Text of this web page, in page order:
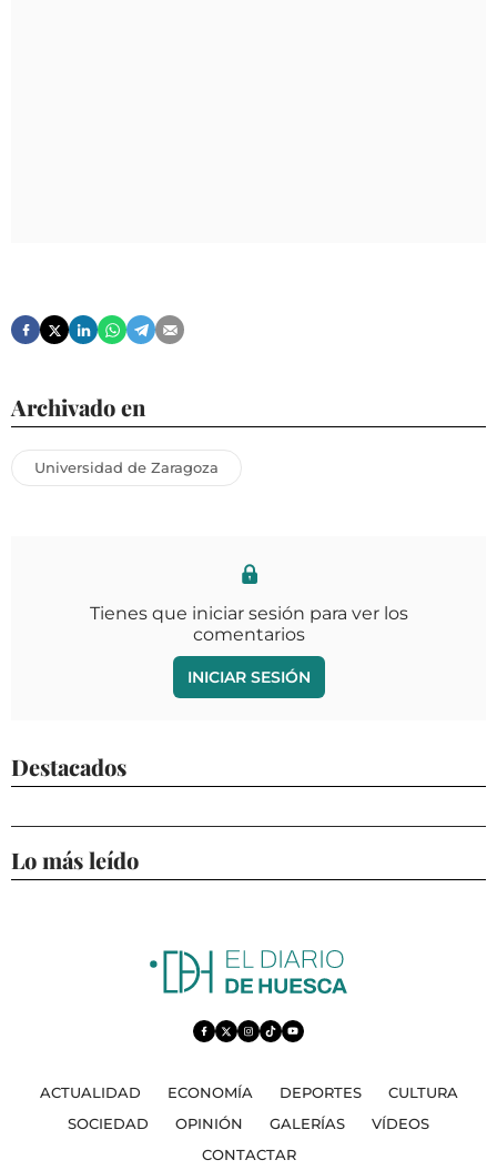
Archivado en
Universidad de Zaragoza
Tienes que iniciar sesión para ver los
comentarios
INICIAR SESIÓN
Destacados
Lo más leído
ACTUALIDAD ECONOMÍA DEPORTES
CULTURA
SOCIEDAD
OPINIÓN GALERÍAS
VÍDEOS
CONTACTAR